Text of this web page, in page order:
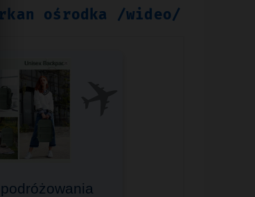
ośrodka /wideo/